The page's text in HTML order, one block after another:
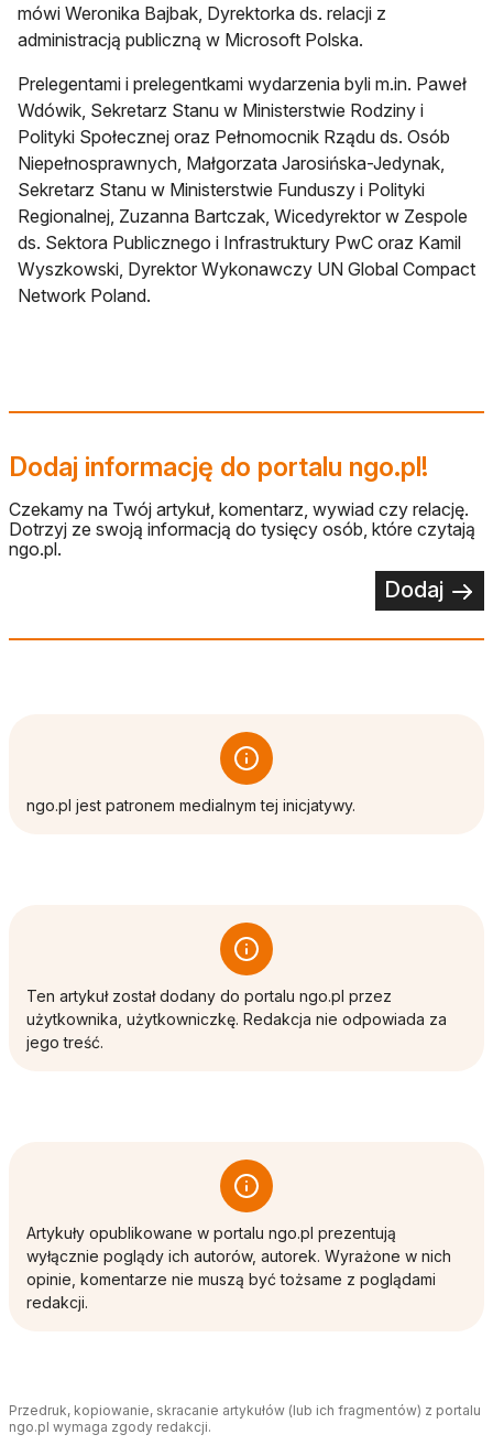
mówi Weronika Bajbak, Dyrektorka ds. relacji z
administracją publiczną w Microsoft Polska.
Prelegentami i prelegentkami wydarzenia byli m.in. Paweł
Wdówik, Sekretarz Stanu w Ministerstwie Rodziny i
Polityki Społecznej oraz Pełnomocnik Rządu ds. Osób
Niepełnosprawnych, Małgorzata Jarosińska-Jedynak,
Sekretarz Stanu w Ministerstwie Funduszy i Polityki
Regionalnej, Zuzanna Bartczak, Wicedyrektor w Zespole
ds. Sektora Publicznego i Infrastruktury PwC oraz Kamil
Wyszkowski, Dyrektor Wykonawczy UN Global Compact
Network Poland.
Dodaj informację do portalu ngo.pl!
Czekamy na Twój artykuł, komentarz, wywiad czy relację.
Dotrzyj ze swoją informacją do tysięcy osób, które czytają
ngo.pl.
Dodaj
ngo.pl jest patronem medialnym tej inicjatywy.
Ten artykuł został dodany do portalu ngo.pl przez
użytkownika, użytkowniczkę. Redakcja nie odpowiada za
jego treść.
Artykuły opublikowane w portalu ngo.pl prezentują
wyłącznie poglądy ich autorów, autorek. Wyrażone w nich
opinie, komentarze nie muszą być tożsame z poglądami
redakcji.
Przedruk, kopiowanie, skracanie artykułów (lub ich fragmentów) z portalu
ngo.pl wymaga zgody redakcji.